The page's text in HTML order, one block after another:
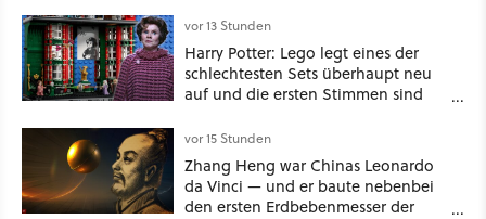
ablesen können
vor 13 Stunden
Harry Potter: Lego legt eines der
schlechtesten Sets überhaupt neu
auf und die ersten Stimmen sind
vor 15 Stunden
Zhang Heng war Chinas Leonardo
da Vinci — und er baute nebenbei
den ersten Erdbebenmesser der